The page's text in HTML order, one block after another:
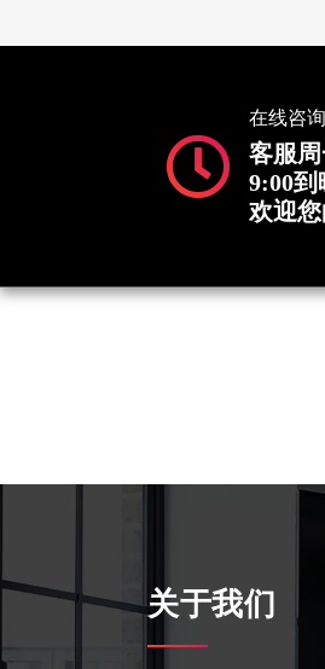
在线咨询
客服
9:00到
欢迎您
关于我们